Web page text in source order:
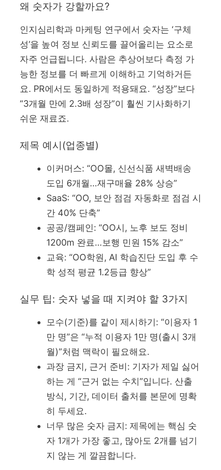
왜 숫자가 강할까요?
인지심리학과 마케팅 연구에서 숫자는 ‘구체
성’을 높여 정보 신뢰도를 끌어올리는 요소로
자주 언급됩니다. 사람은 추상어보다 측정 가
능한 정보를 더 빠르게 이해하고 기억하거든
요. PR에서도 동일하게 적용돼요. “성장”보다
“3개월 만에 2.3배 성장”이 훨씬 기사화하기
쉬운 재료죠.
제목 예시(업종별)
이커머스: “OO몰, 신선식품 새벽배송
도입 6개월…재구매율 28% 상승”
SaaS: “OO, 보안 점검 자동화로 점검 시
간 40% 단축”
공공/캠페인: “OO시, 노후 보도 정비
1200m 완료…보행 민원 15% 감소”
교육: “OO학원, AI 학습진단 도입 후 수
학 성적 평균 1.2등급 향상”
실무 팁: 숫자 넣을 때 지켜야 할 3가지
모수(기준)를 같이 제시하기: “이용자 1
만 명”은 “누적 이용자 1만 명(출시 3개
월)”처럼 맥락이 필요해요.
과장 금지, 근거 준비: 기자가 제일 싫어
하는 게 “근거 없는 수치”입니다. 산출
방식, 기간, 데이터 출처를 본문에 명확
히 두세요.
너무 많은 숫자 금지: 제목에는 핵심 숫
자 1개가 가장 좋고, 많아도 2개를 넘기
지 않는 게 깔끔합니다.